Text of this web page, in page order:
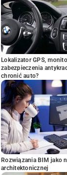
Lokalizator GPS,
zabezpieczenia
chronić auto?
Rozwiązania BIM jako
architektonicznej